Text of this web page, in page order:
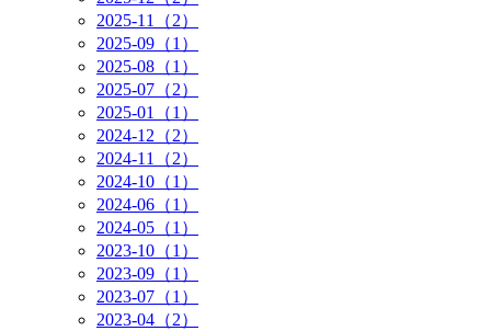
2025-11（2）
2025-09（1）
2025-08（1）
2025-07（2）
2025-01（1）
2024-12（2）
2024-11（2）
2024-10（1）
2024-06（1）
2024-05（1）
2023-10（1）
2023-09（1）
2023-07（1）
2023-04（2）